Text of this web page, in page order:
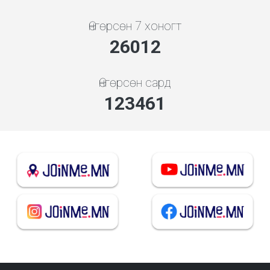
Өнгөрсөн 7 хоногт
28013
Өнгөрсөн сард
132958